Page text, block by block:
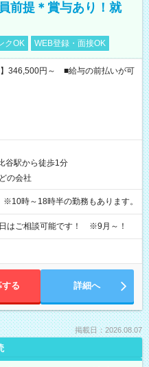
前提＊賞与あり！就
クOK WEB登録・面接OK
346,500円～ ■給与の前払いが可
谷駅から徒歩1分
の会社
時～18時半の勤務もあります。
はご相談可能です！ ※9月～！
する 詳細へ
掲載日：2026.08.07